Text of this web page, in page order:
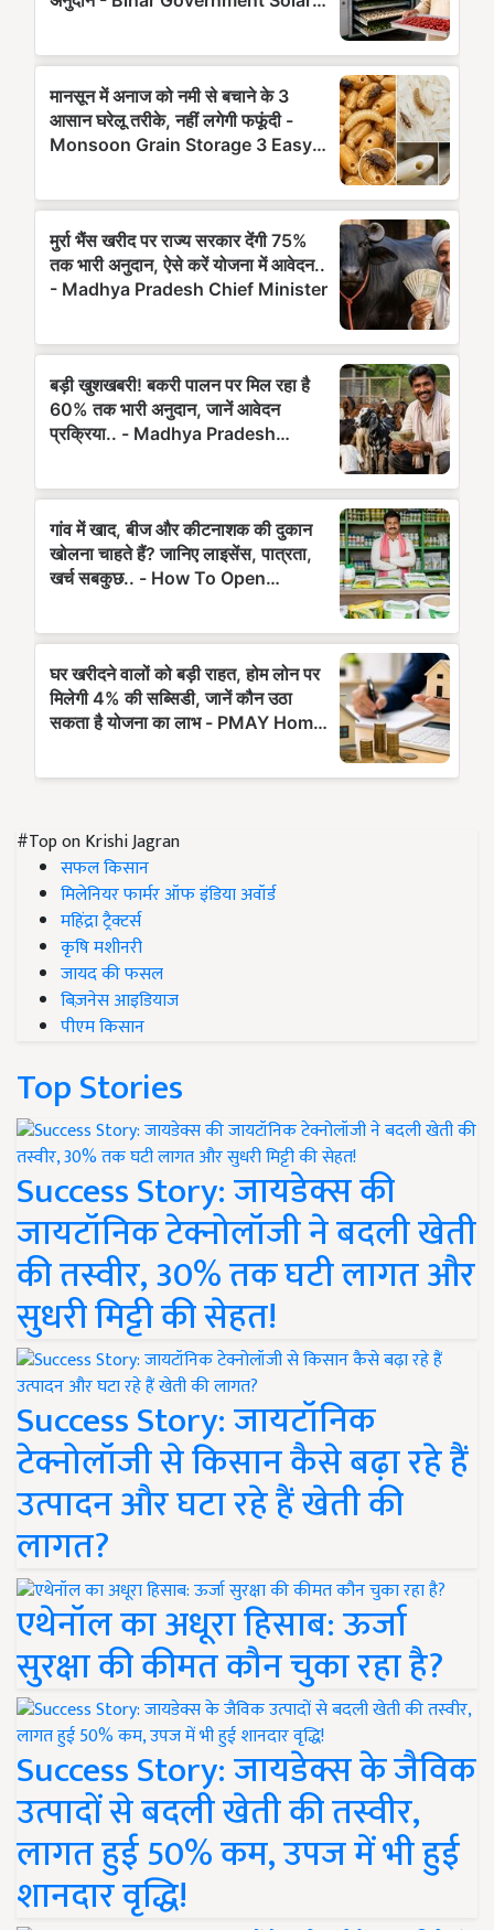
#Top on Krishi Jagran
सफल किसान
मिलेनियर फार्मर ऑफ इंडिया अवॉर्ड
महिंद्रा ट्रैक्टर्स
कृषि मशीनरी
जायद की फसल
बिज़नेस आइडियाज
पीएम किसान
Top Stories
Success Story: जायडेक्स की
जायटॉनिक टेक्नोलॉजी ने बदली खेती
की तस्वीर, 30% तक घटी लागत और
सुधरी मिट्टी की सेहत!
Success Story: जायटॉनिक
टेक्नोलॉजी से किसान कैसे बढ़ा रहे हैं
उत्पादन और घटा रहे हैं खेती की
लागत?
एथेनॉल का अधूरा हिसाब: ऊर्जा
सुरक्षा की कीमत कौन चुका रहा है?
Success Story: जायडेक्स के जैविक
उत्पादों से बदली खेती की तस्वीर,
लागत हुई 50% कम, उपज में भी हुई
शानदार वृद्धि!